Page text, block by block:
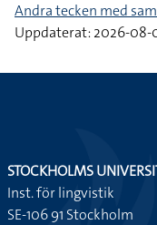
Andra tecken med
Uppdaterat: 2026-08-
STOCKHOLMS
Inst. för lingvistik
SE-106 91 Stockholm